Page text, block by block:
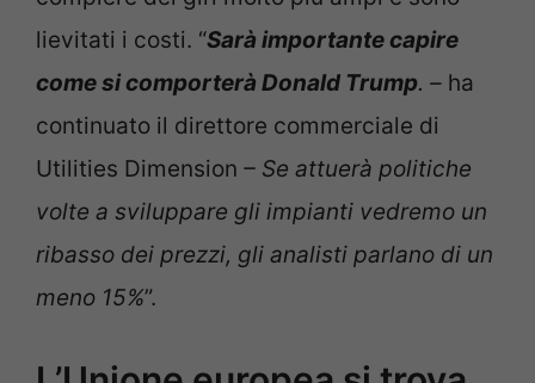
lievitati i costi. “Sarà importante capire
come si comporterà Donald Trump. – ha
continuato il direttore commerciale di
Utilities Dimension – Se attuerà politiche
volte a sviluppare gli impianti vedremo un
ribasso dei prezzi, gli analisti parlano di un
meno 15%”.